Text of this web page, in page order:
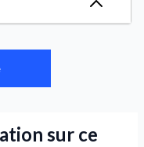
sur ce